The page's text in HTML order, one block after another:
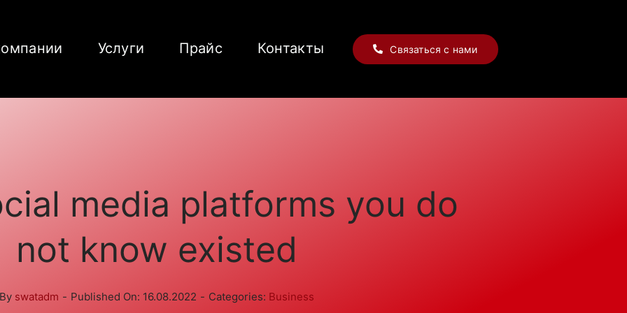
Услуги Прайс Контакты Связаться с нами
media platforms you do
not know existed
By swatadm - Published On: 16.08.2022 - Categories: Business